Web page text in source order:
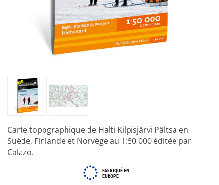
Carte topographique de Halti Kilpisjärvi Pältsa en
Suède, Finlande et Norvège au 1:50 000 éditée par
Calazo.
FABRIQUÉ EN
EUROPE